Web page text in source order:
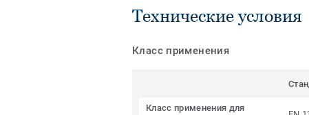
Технические условия
Класс применения
Класс применения для